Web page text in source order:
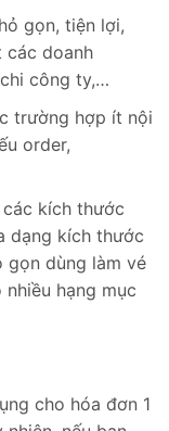
gọn, tiện lợi,
các doanh
công ty,…
trường hợp ít nội
order,
kích thước
dạng kích thước
gọn dùng làm vé
hạng mục
cho hóa đơn 1